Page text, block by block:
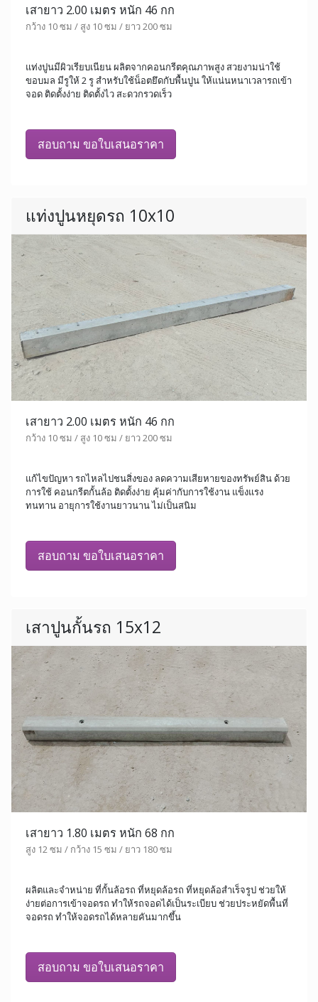
เสายาว 2.00 เมตร หนัก 46 กก
กว้าง 10 ซม / สูง 10 ซม / ยาว 200 ซม
แท่งปูนมีผิวเรียบเนียน ผลิตจากคอนกรีตคุณภาพสูง สวยงามน่าใช้
ขอบมล มีรูให้ 2 รู สำหรับใช้น็อตยึดกับพื้นปูน ให้แน่นหนาเวลารถเข้า
จอด ติดตั้งง่าย ติดตั้งไว สะดวกรวดเร็ว
สอบถาม ขอใบเสนอราคา
แท่งปูนหยุดรถ 10x10
เสายาว 2.00 เมตร หนัก 46 กก
กว้าง 10 ซม / สูง 10 ซม / ยาว 200 ซม
แก้ไขปัญหา รถไหลไปชนสิ่งของ ลดความเสียหายของทรัพย์สิน ด้วย
การใช้ คอนกรีตกั้นล้อ ติดตั้งง่าย คุ้มค่ากับการใช้งาน แข็งแรง
ทนทาน อายุการใช้งานยาวนาน ไม่เป็นสนิม
สอบถาม ขอใบเสนอราคา
เสาปูนกั้นรถ 15x12
เสายาว 1.80 เมตร หนัก 68 กก
สูง 12 ซม / กว้าง 15 ซม / ยาว 180 ซม
ผลิตและจำหน่าย ที่กั้นล้อรถ ที่หยุดล้อรถ ที่หยุดล้อสำเร็จรูป ช่วยให้
ง่ายต่อการเข้าจอดรถ ทำให้รถจอดได้เป็นระเบียบ ช่วยประหยัดพื้นที่
จอดรถ ทำให้จอดรถได้หลายคันมากขึ้น
สอบถาม ขอใบเสนอราคา